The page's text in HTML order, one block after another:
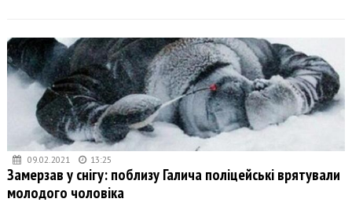
09.02.2021 13:25
Замерзав у снігу: поблизу Галича поліцейські врятували
молодого чоловіка